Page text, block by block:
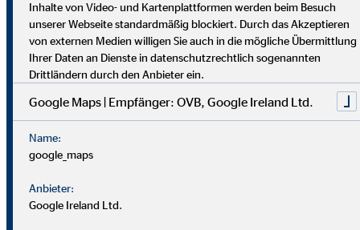
dich umfassend vor. Uniabsolvent*innen wenden bei uns ihr
Wissen praktisch an. Nach einer Job-Pause kannst du flexibel
einsteigen, und Finanzprofis finden bei uns neue Chancen.
Inhalte von Video- und Kartenplattformen werden beim Besuch
unserer Webseite standardmäßig blockiert. Durch das Akzeptieren
von externen Medien willigen Sie auch in die mögliche Übermittlung
Ihrer Daten an Dienste in datenschutzrechtlich sogenannten
Drittländern durch den Anbieter ein.
Google Maps | Empfänger: OVB, Google Ireland Ltd.
Name:
google_maps
Anbieter:
Google Ireland Ltd.